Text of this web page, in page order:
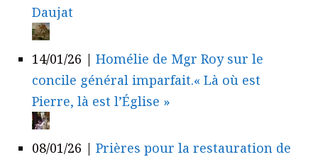
Daujat
14/01/26 | Homélie de Mgr Roy sur le
concile général imparfait.« Là où est
Pierre, là est l’Église »
08/01/26 | Prières pour la restauration de